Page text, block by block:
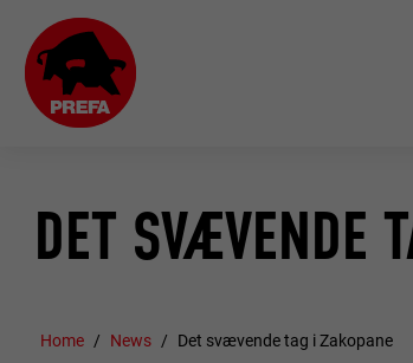
DET SVÆVENDE
Home News Det svævende tag i Zakopane